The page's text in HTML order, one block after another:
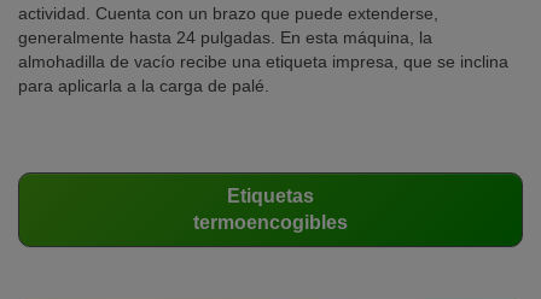
actividad. Cuenta con un brazo que puede extenderse,
generalmente hasta 24 pulgadas. En esta máquina, la
almohadilla de vacío recibe una etiqueta impresa, que se inclina
para aplicarla a la carga de palé.
Etiquetas
termoencogibles